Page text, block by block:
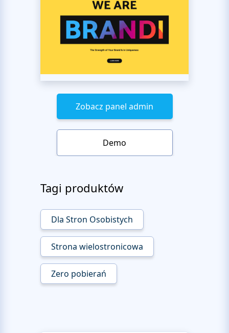
Zobacz panel admin
Demo
Tagi produktów
Dla Stron Osobistych
Strona wielostronicowa
Zero pobierań